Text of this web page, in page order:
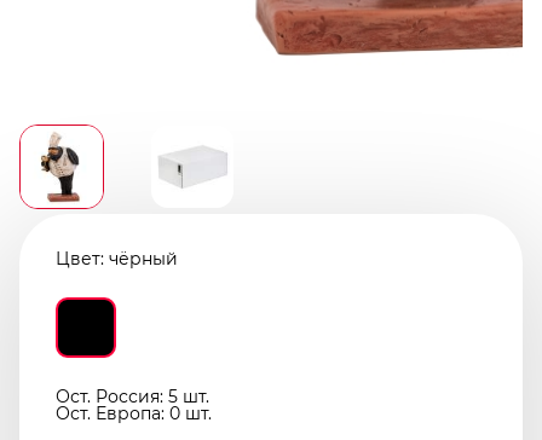
Цвет: чёрный
Ост. Россия: 5 шт.
Ост. Европа: 0 шт.